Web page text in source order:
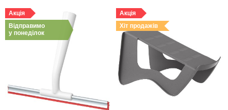
Акція
Відправимо
у понеділок
Акція
Хіт продажів